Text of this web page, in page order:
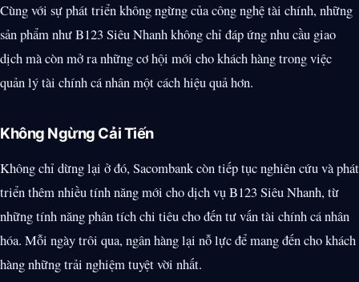
Cùng với sự phát triển không ngừng của công nghệ tài chính, những
sản phẩm như B123 Siêu Nhanh không chỉ đáp ứng nhu cầu giao
dịch mà còn mở ra những cơ hội mới cho khách hàng trong việc
quản lý tài chính cá nhân một cách hiệu quả hơn.
Không Ngừng Cải Tiến
Không chỉ dừng lại ở đó, Sacombank còn tiếp tục nghiên cứu và phát
triển thêm nhiều tính năng mới cho dịch vụ B123 Siêu Nhanh, từ
những tính năng phân tích chi tiêu cho đến tư vấn tài chính cá nhân
hóa. Mỗi ngày trôi qua, ngân hàng lại nỗ lực để mang đến cho khách
hàng những trải nghiệm tuyệt vời nhất.